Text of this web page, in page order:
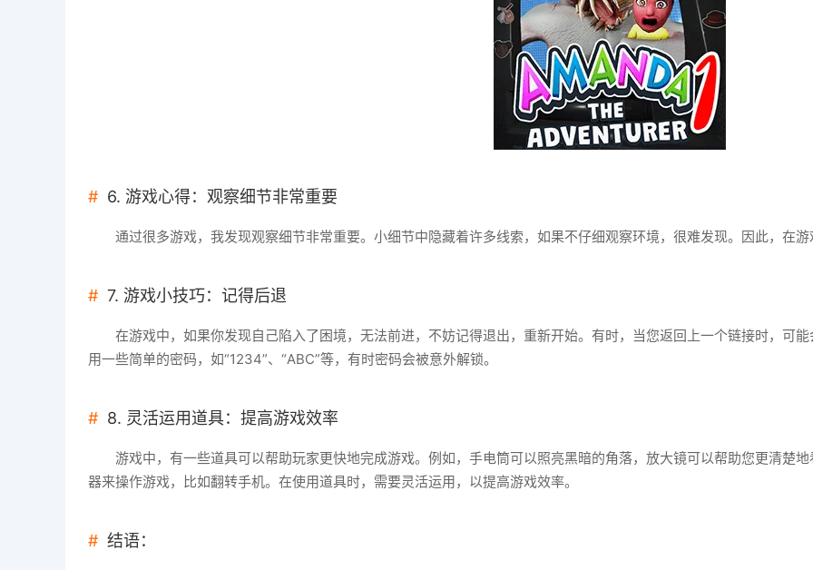
6. 游戏心得：观察细节非常重要
通过很多游戏，我发现观察细节非常重要。小细节中隐藏着许多线索，如果不仔细观察环境，很难发现。因此，在
7. 游戏小技巧：记得后退
在游戏中，如果你发现自己陷入了困境，无法前进，不妨记得退出，重新开始。有时，当您返回上一个链接时，可
用一些简单的密码，如“1234”、“ABC”等，有时密码会被意外解锁。
8. 灵活运用道具：提高游戏效率
游戏中，有一些道具可以帮助玩家更快地完成游戏。例如，手电筒可以照亮黑暗的角落，放大镜可以帮助您更清楚
器来操作游戏，比如翻转手机。在使用道具时，需要灵活运用，以提高游戏效率。
结语：